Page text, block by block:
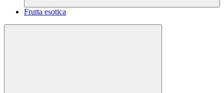
Frutta esotica